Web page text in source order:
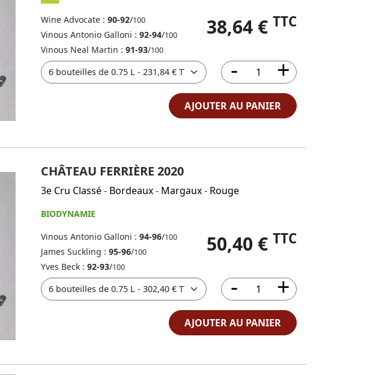
Wine Advocate : 90-92/100
Vinous Antonio Galloni : 92-94/100
Vinous Neal Martin : 91-93/100
38,64 € TTC
AJOUTER AU PANIER
CHÂTEAU FERRIÈRE 2020
3e Cru Classé- Bordeaux- Margaux- Rouge
BIODYNAMIE
Vinous Antonio Galloni : 94-96/100
James Suckling : 95-96/100
Yves Beck : 92-93/100
50,40 € TTC
AJOUTER AU PANIER